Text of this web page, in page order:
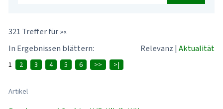
321 Treffer für »«
In Ergebnissen blättern:
Relevanz | Aktualität
1 2 3 4 5 6 >> >|
Artikel